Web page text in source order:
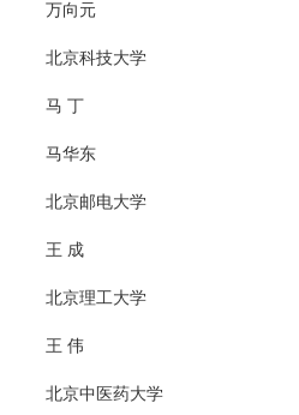
万向元
北京科技大学
马 丁
马华东
北京邮电大学
王 成
北京理工大学
王 伟
北京中医药大学